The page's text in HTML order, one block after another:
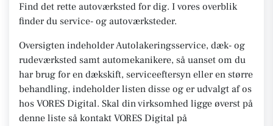
Find det rette autoværksted for dig. I vores overblik
finder du service- og autoværksteder.
Oversigten indeholder Autolakeringsservice, dæk- og
rudeværksted samt automekanikere, så uanset om du
har brug for en dækskift, serviceeftersyn eller en større
behandling, indeholder listen disse og er udvalgt af os
hos VORES Digital. Skal din virksomhed ligge øverst på
denne liste så kontakt VORES Digital på